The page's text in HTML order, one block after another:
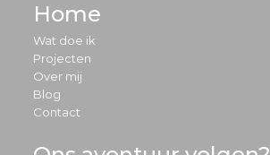
Home
Wat doe ik
Projecten
Over mij
Blog
Contact